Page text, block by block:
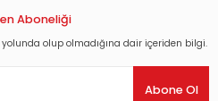
ederiz.
bulunuyor.
Aboneliği
olup olmadığına dair içeriden bilgi.
Abone Ol